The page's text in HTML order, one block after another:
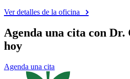
Ver detalles de la oficina
Agenda una cita con Dr.
hoy
Agenda una cita